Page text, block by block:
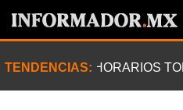
TENDENCIAS: HORARIOS